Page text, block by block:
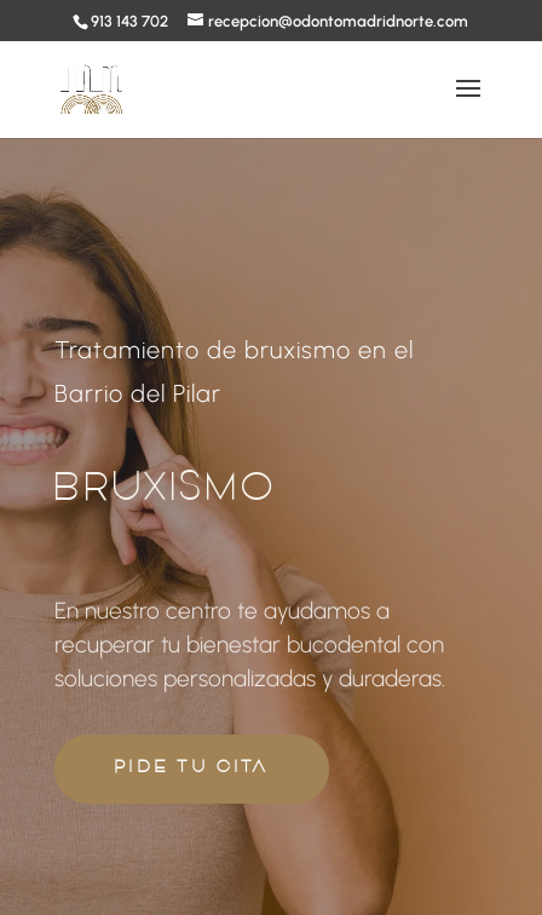
913 143 702 recepcion@odontomadridnorte.com
Tratamiento de bruxismo en el
Barrio del Pilar
BRUXISMO
En nuestro centro te ayudamos a
recuperar tu bienestar bucodental con
soluciones personalizadas y duraderas.
PIDE TU CITA